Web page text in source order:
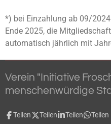
*) bei Einzahlung ab 09/
Ende 2025, die
automatisch jährlich mit
Verein "Initiative
menschenwürdige
Teilen Teilen Teilen Teilen